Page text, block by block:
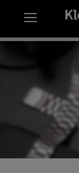
KLOCKOR
SMYCKEN
ÖVRIGT